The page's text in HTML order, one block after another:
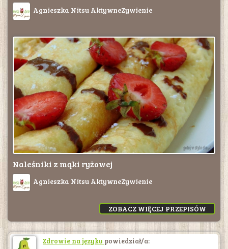
Agnieszka Nitsu AktywneZywienie
Naleśniki z mąki ryżowej
Agnieszka Nitsu AktywneZywienie
ZOBACZ WIĘCEJ PRZEPISÓW
Zdrowie na języku powiedział/a: